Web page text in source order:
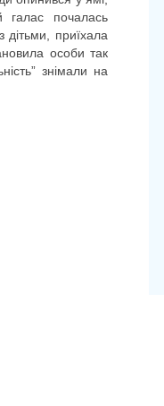
галас почалась
дітьми, приїхала
особи так
знімали на